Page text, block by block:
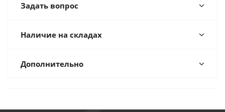
Задать вопрос
Наличие на складах
Дополнительно